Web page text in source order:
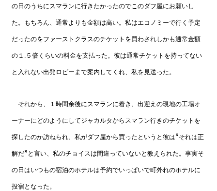
の日のうちにスマランに行きたかったのでこのダフ屋にお願いし
た。もちろん、通常よりも金額は高い。私はエコノミーで行く予定
だったのをファーストクラスのチケットを買わされしかも通常金額
の１.５倍くらいの料金を支払った。彼は通常チケットを持ってない
と入れない出発ロビーまで案内してくれ、私を見送った。
それから、１時間余後にスマランに着き、出迎えの現地の工場オ
ーナーにどのようにしてジャカルタからスマラン行きのチケットを
探したのか訪ねられ、私がダフ屋から買ったというと彼は“それは正
解だ”と言い、私のチョイスは間違っていないと教えられた。事実そ
の日はいつもの宿泊のホテルは予約でいっぱいで町外れのホテルに
投宿となった。